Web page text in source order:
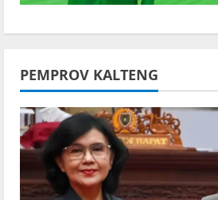
PEMPROV KALTENG